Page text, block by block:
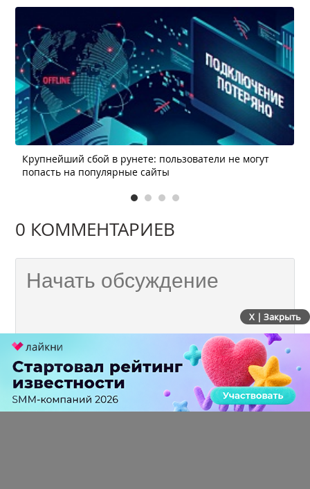
Крупнейший сбой в рунете: пользователи не могут
попасть на популярные сайты
0 КОММЕНТАРИЕВ
X | Закрыть